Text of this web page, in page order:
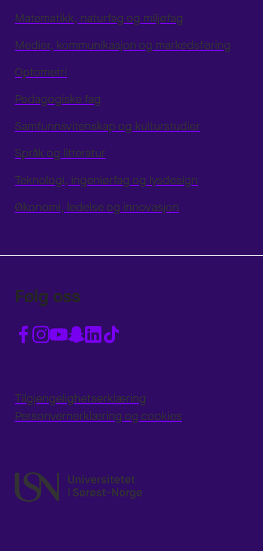
Matematikk, naturfag og miljøfag
Medier, kommunikasjon og markedsføring
Optometri
Pedagogiske fag
Samfunnsvitenskap og kulturstudier
Språk og litteratur
Teknologi, ingeniørfag og lysdesign
Økonomi, ledelse og innovasjon
Følg oss
Tilgjengelighetserklæring
Personvernerklæring og cookies